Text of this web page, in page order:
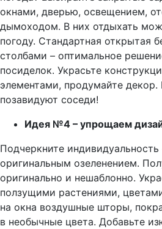
окнами, дверью, освещением,
дымоходом. В них отдыхать
погоду. Стандартная открытая
столбами – оптимальное
посиделок. Украсьте
элементами, продумайте
позавидуют соседи!
Идея №4 – упрощаем
Подчеркните
оригинальным озеленением.
оригинально и нешаблонно.
ползущими растениями,
на окна воздушные шторы,
в необычные цвета. Добавьте